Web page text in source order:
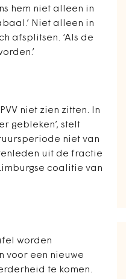
hem niet alleen in
Niet alleen in
afsplitsen. ‘Als de
niet zien zitten. In
gebleken’, stelt
niet van
uit de fractie
coalitie van
worden
voor een nieuwe
te komen.